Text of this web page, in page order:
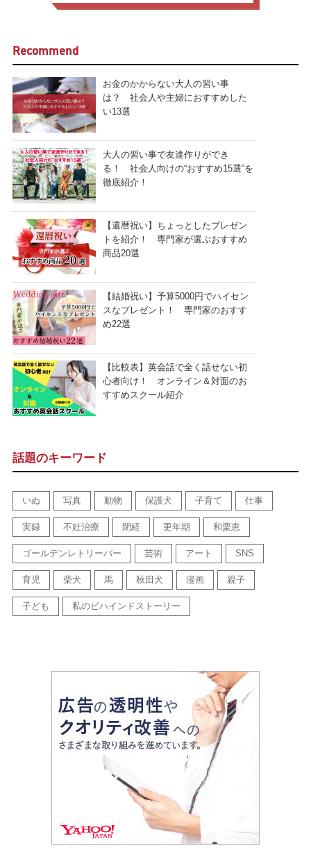
Recommend
お金のかからない大人の習い事
は？ 社会人や主婦におすすめした
い13選
大人の習い事で友達作りができ
る！ 社会人向けの“おすすめ15選”を
徹底紹介！
【還暦祝い】ちょっとしたプレゼン
トを紹介！ 専門家が選ぶおすすめ
商品20選
【結婚祝い】予算5000円でハイセン
スなプレゼント！ 専門家のおすす
め22選
【比較表】英会話で全く話せない初
心者向け！ オンライン＆対面のお
すすめスクール紹介
話題のキーワード
いぬ 写真 動物 保護犬 子育て 仕事
実録 不妊治療 閉経 更年期 和栗恵
ゴールデンレトリーバー 芸術 アート SNS
育児 柴犬 馬 秋田犬 漫画 親子
子ども 私のビハインドストーリー